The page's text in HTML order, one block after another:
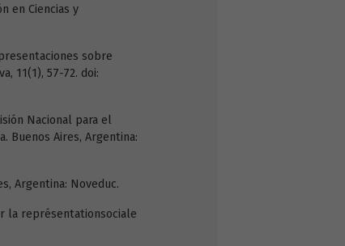
en Ciencias y
sobre
11(1), 57-72. doi:
Nacional para el
Buenos Aires, Argentina:
Argentina: Noveduc.
la représentationsociale